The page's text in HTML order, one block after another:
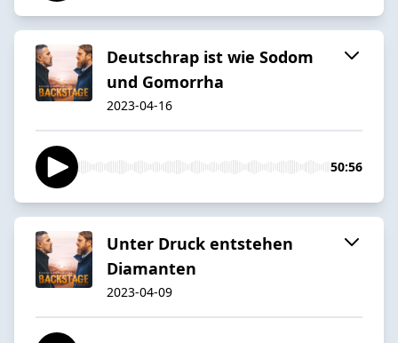
Deutschrap ist wie Sodom
und Gomorrha
2023-04-16
50:56
Unter Druck entstehen
Diamanten
2023-04-09